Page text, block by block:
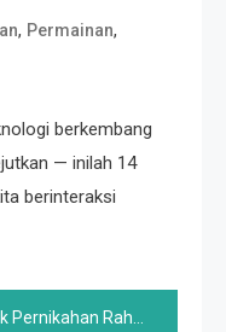
, Permainan,
berkembang
— inilah 14
berinteraksi
JFK Jr. Dan Carolyn Bessette